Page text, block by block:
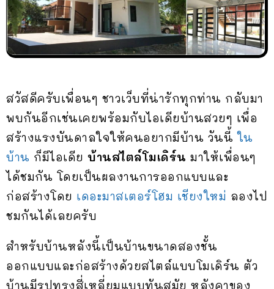
สวัสดีครับเพื่อนๆ ชาวเว็บที่น่ารักทุกท่าน กลับมา
พบกันอีกเช่นเคยพร้อมกับไอเดียบ้านสวยๆ เพื่อ
สร้างแรงบันดาลใจให้คนอยากมีบ้าน วันนี้ใน
บ้าน ก็มีไอเดีย บ้านสไตล์โมเดิร์น มาให้เพื่อนๆ
ได้ชมกัน โดยเป็นผลงานการออกแบบและ
ก่อสร้างโดย เดอะมาสเตอร์โฮม เชียงใหม่ ลองไป
ชมกันได้เลยครับ
สำหรับบ้านหลังนี้เป็นบ้านขนาดสองชั้น
ออกแบบและก่อสร้างด้วยสไตล์แบบโมเดิร์น ตัว
บ้านมีรูปทรงสี่เหลี่ยมแบบทันสมัย หลังคาของ